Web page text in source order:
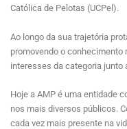
Católica de Pelotas (UCPel).
Ao longo da sua trajetória
promovendo o
interesses da categoria junto
Hoje a AMP é uma entidade
nos mais diversos públicos.
cada vez mais presente na